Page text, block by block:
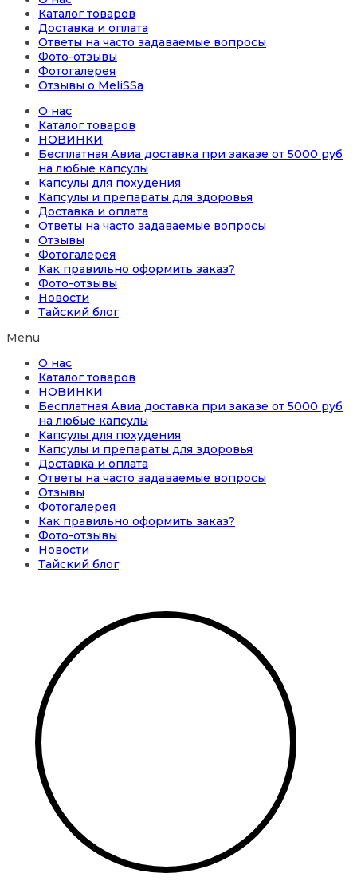
Каталог товаров
Доставка и оплата
Ответы на часто задаваемые вопросы
Фото-отзывы
Фотогалерея
Отзывы о MeliSSa
О нас
Каталог товаров
НОВИНКИ
Бесплатная Авиа доставка при заказе от 5000 руб
на любые капсулы
Капсулы для похудения
Капсулы и препараты для здоровья
Доставка и оплата
Ответы на часто задаваемые вопросы
Отзывы
Фотогалерея
Как правильно оформить заказ?
Фото-отзывы
Новости
Тайский блог
Menu
О нас
Каталог товаров
НОВИНКИ
Бесплатная Авиа доставка при заказе от 5000 руб
на любые капсулы
Капсулы для похудения
Капсулы и препараты для здоровья
Доставка и оплата
Ответы на часто задаваемые вопросы
Отзывы
Фотогалерея
Как правильно оформить заказ?
Фото-отзывы
Новости
Тайский блог